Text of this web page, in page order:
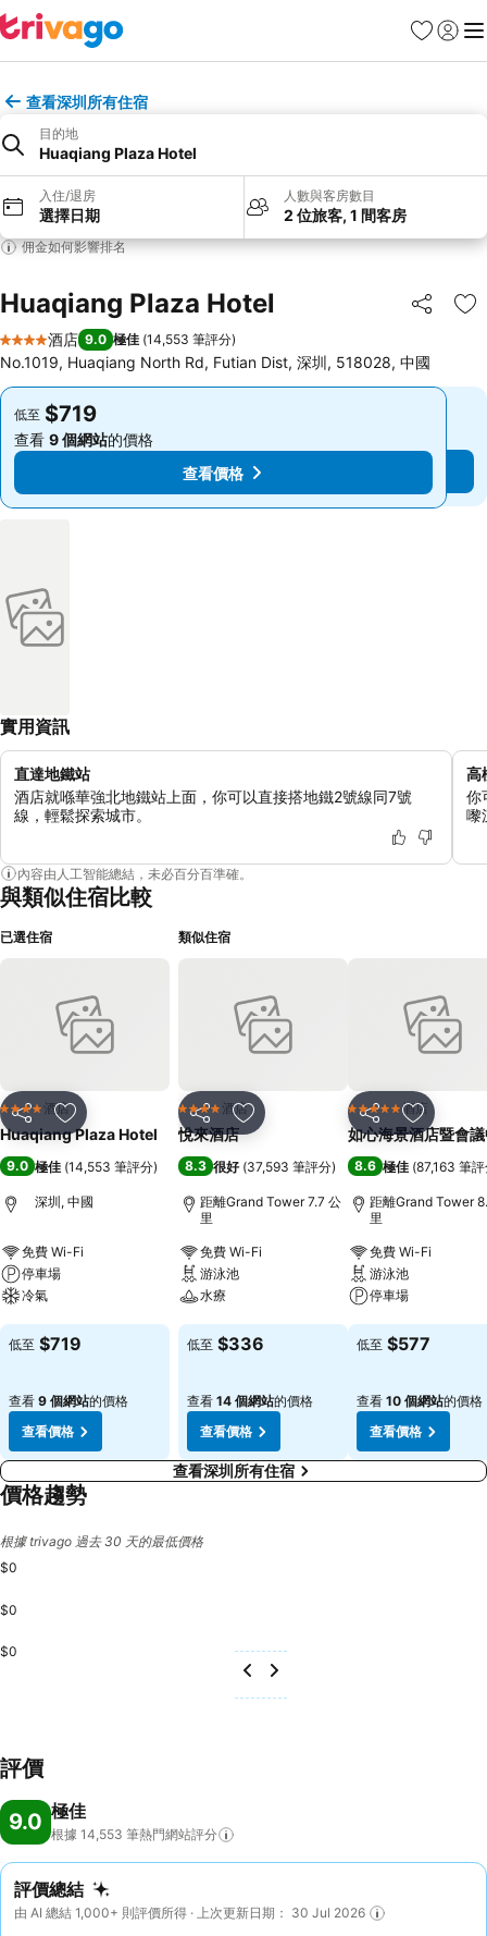
收藏夾
登入 選
查看深圳所有住宿
目的地
Huaqiang Plaza Hotel
入住/退房
選擇日期
人數與客房數目
2 位旅客, 1 間客房
佣金如何影響排名
Huaqiang Plaza Hotel 分享
放
4 星級
酒店 9.0 極佳 (14,553 筆評分)
No.1019, Huaqiang North Rd, Futian Dist, 深圳, 518028, 中國
低至 $719
查看 9 個網站的價格
查看價格
低至 $719
查看 9 個網站的價格
查看價格
實用資訊
直達地鐵站
酒店就喺華強北地鐵站上面，你可以直接搭地鐵2號線同7號
線，輕鬆探索城市。
高
你
嚟
內容由人工智能總結，未必百分百準確。
與類似住宿比較
已選住宿
分享 放到收藏夾
4 星級 酒店
Huaqiang Plaza Hotel
9.0 極佳 (14,553 筆評分)
深圳, 中國
免費 Wi-Fi
停車場
冷氣
查看價格
低至 $719
查看 9 個網站的價格
查看價格
類似住宿
分享 放到收藏夾
4 星級 酒店
悅來酒店
8.3 很好 (37,593 筆評分)
距離Grand Tower 7.7 公
里
免費 Wi-Fi
游泳池
水療
查看價格
低至 $336
查看 14 個網站的價格
查看價格
分享 放到收藏
5 星級 酒店
如心海景酒店暨會
8.6 極佳 (87,163 筆
距離Grand Tower
里
免費 Wi-Fi
游泳池
停車場
查看價格
低至 $577
查看 10 個網站的價格
查看價格
查看深圳所有住宿
價格趨勢
根據 trivago 過去 30 天的最低價格
$0
$0
$0
評價
9.0 極佳
根據 14,553 筆熱門網站評分
評價總結
由 AI 總結 1,000+ 則評價所得 · 上次更新日期： 30 Jul 2026